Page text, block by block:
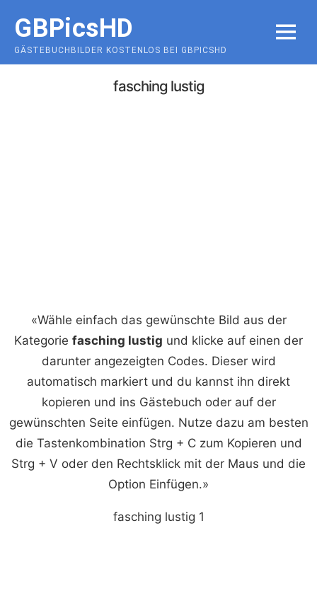
content
GBPicsHD
GÄSTEBUCHBILDER KOSTENLOS BEI GBPICSHD
MENU
fasching lustig
«Wähle einfach das gewünschte Bild aus der
Kategorie fasching lustig und klicke auf einen der
darunter angezeigten Codes. Dieser wird
automatisch markiert und du kannst ihn direkt
kopieren und ins Gästebuch oder auf der
gewünschten Seite einfügen. Nutze dazu am besten
die Tastenkombination Strg + C zum Kopieren und
Strg + V oder den Rechtsklick mit der Maus und die
Option Einfügen.»
fasching lustig 1